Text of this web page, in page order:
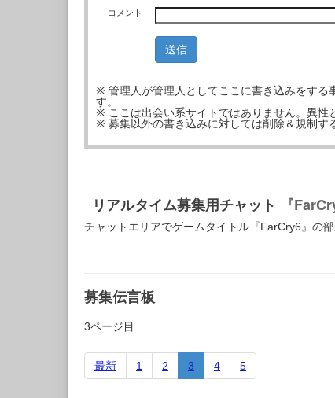
コメント
※ 管理人が管理人としてここに書き込みをする
す。
※ ここは出会い系サイトではありません。異性
※ 募集以外の書き込みに対しては削除＆規制す
リアルタイム募集用チャット 『
チャットエリアでゲームタイトル『FarCry6』の
募集伝言板
3ページ目
最新 1 2 3 4 5